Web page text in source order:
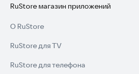
RuStore магазин приложений
О RuStore
RuStore для TV
RuStore для телефона